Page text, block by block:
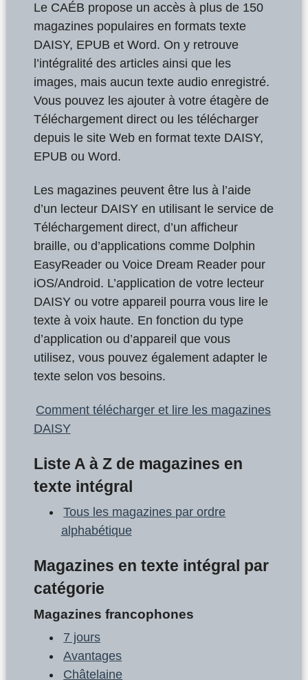
Le CAÉB propose un accès à plus de 150
magazines populaires en formats texte
DAISY, EPUB et Word. On y retrouve
l’intégralité des articles ainsi que les
images, mais aucun texte audio enregistré.
Vous pouvez les ajouter à votre étagère de
Téléchargement direct ou les télécharger
depuis le site Web en format texte DAISY,
EPUB ou Word.
Les magazines peuvent être lus à l’aide
d’un lecteur DAISY en utilisant le service de
Téléchargement direct, d’un afficheur
braille, ou d’applications comme Dolphin
EasyReader ou Voice Dream Reader pour
iOS/Android. L’application de votre lecteur
DAISY ou votre appareil pourra vous lire le
texte à voix haute. En fonction du type
d’application ou d’appareil que vous
utilisez, vous pouvez également adapter le
texte selon vos besoins.
Comment télécharger et lire les magazines
DAISY
Liste A à Z de magazines en
texte intégral
Tous les magazines par ordre
alphabétique
Magazines en texte intégral par
catégorie
Magazines francophones
7 jours
Avantages
Châtelaine